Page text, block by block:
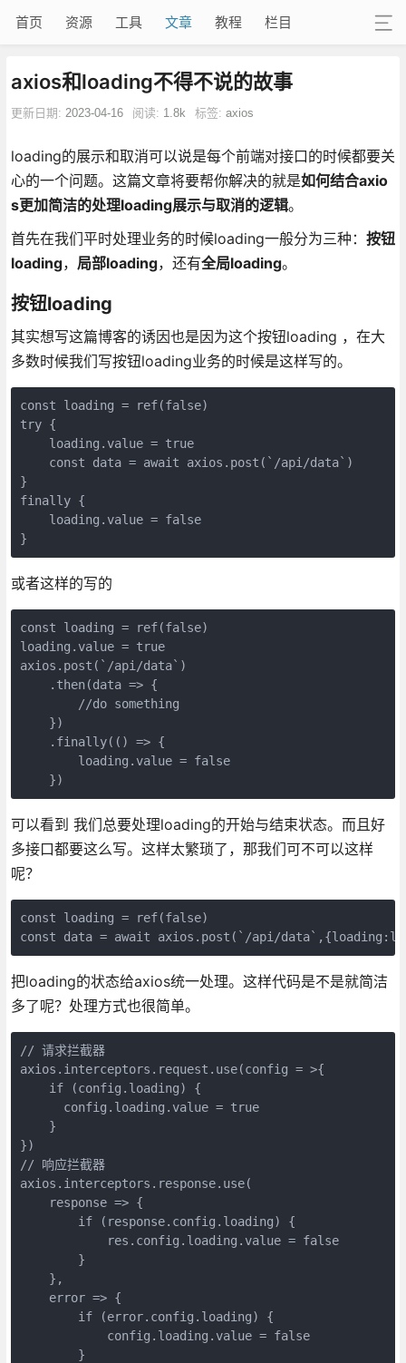
首页 资源 工具 文章 教程 栏目
axios和loading不得不说的故事
更新日期: 2023-04-16 阅读: 1.8k 标签: axios
loading的展示和取消可以说是每个前端对接口的时候都要关
心的一个问题。这篇文章将要帮你解决的就是如何结合axio
s更加简洁的处理loading展示与取消的逻辑。
首先在我们平时处理业务的时候loading一般分为三种： 按钮
loading， 局部loading，还有全局loading。
按钮loading
其实想写这篇博客的诱因也是因为这个按钮loading ，在大
多数时候我们写按钮loading业务的时候是这样写的。
const loading = ref(false)
try {
loading.value = true
const data = await axios.post(`/api/data`)
}
finally {
loading.value = false
或者这样的写的
const loading = ref(false)
loading.value = true
axios.post(`/api/data`)
.then(data => {
//do something
})
.finally(() => {
loading.value = false
可以看到 我们总要处理loading的开始与结束状态。而且好
多接口都要这么写。这样太繁琐了，那我们可不可以这样
呢？
const loading = ref(false)
把loading的状态给axios统一处理。这样代码是不是就简洁
多了呢？处理方式也很简单。
// 请求拦截器
axios.interceptors.request.use(config = >{
if (config.loading) {
config.loading.value = true
}
})
// 响应拦截器
axios.interceptors.response.use(
    response => {
if (response.config.loading) {
res.config.loading.value = false
}
    },
    error => {
if (error.config.loading) {
config.loading.value = false
}